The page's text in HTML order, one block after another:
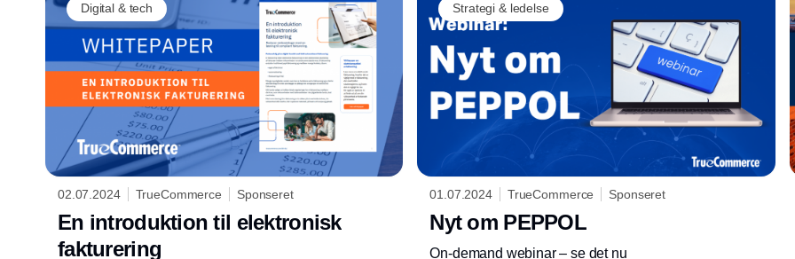
Digital & tech
02.07.2024 TrueCommerce Sponseret
En introduktion til elektronisk
fakturering
Strategi & ledelse
01.07.2024 TrueCommerce Sponseret
Nyt om PEPPOL
On-demand webinar – se det nu